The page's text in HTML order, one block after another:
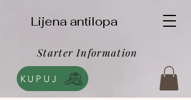
KUPUJ
Lijena antilopa
Starter Information